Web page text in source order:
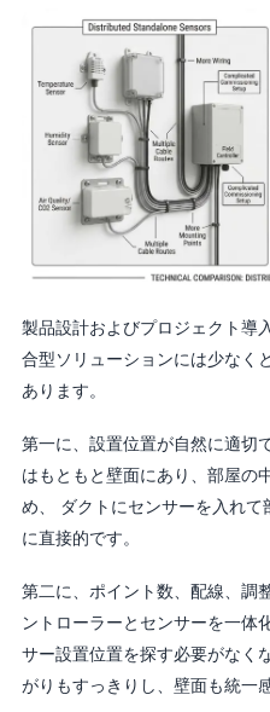
製品設計およびプロジェクト導
合型ソリューションには少なく
あります。
第一に、設置位置が自然に適切
はもともと壁面にあり、部屋の
め、 ダクトにセンサーを入れ
に直接的です。
第二に、ポイント数、配線、調
ントローラーとセンサーを一体
サー設置位置を探す必要がなく
がりもすっきりし、壁面も統一